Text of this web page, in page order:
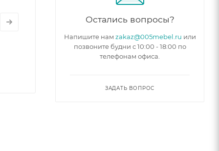
Остались вопросы?
Напишите нам zakaz@005mebel.ru или
позвоните будни с 10:00 - 18:00 по
телефонам офиса.
ЗАДАТЬ ВОПРОС